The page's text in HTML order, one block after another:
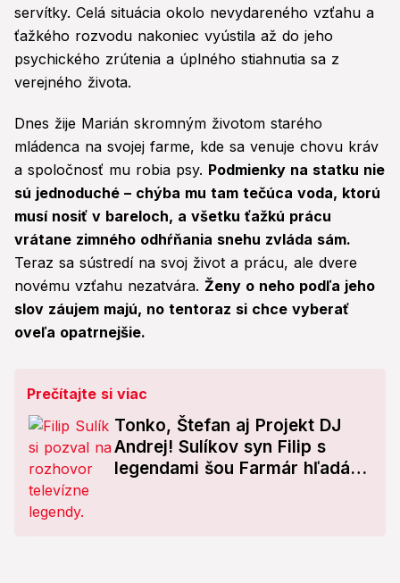
servítky. Celá situácia okolo nevydareného vzťahu a
ťažkého rozvodu nakoniec vyústila až do jeho
psychického zrútenia a úplného stiahnutia sa z
verejného života.
Dnes žije Marián skromným životom starého
mládenca na svojej farme, kde sa venuje chovu kráv
a spoločnosť mu robia psy. Podmienky na statku nie
sú jednoduché – chýba mu tam tečúca voda, ktorú
musí nosiť v bareloch, a všetku ťažkú prácu
vrátane zimného odhŕňania snehu zvláda sám.
Teraz sa sústredí na svoj život a prácu, ale dvere
novému vzťahu nezatvára. Ženy o neho podľa jeho
slov záujem majú, no tentoraz si chce vyberať
oveľa opatrnejšie.
Prečítajte si viac
Tonko, Štefan aj Projekt DJ
Andrej! Sulíkov syn Filip s
legendami šou Farmár hľadá